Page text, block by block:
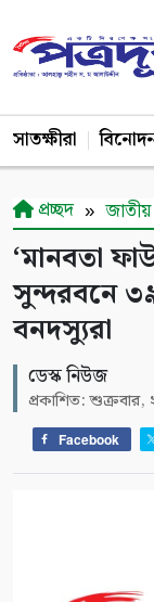
সাতক্ষীরা
প্রচ্ছদ জাতীয়
‘মানবতা
সুন্দরবনে
বনদস্যুরা
ডেস্ক নিউজ
প্রকাশিত:
Facebook